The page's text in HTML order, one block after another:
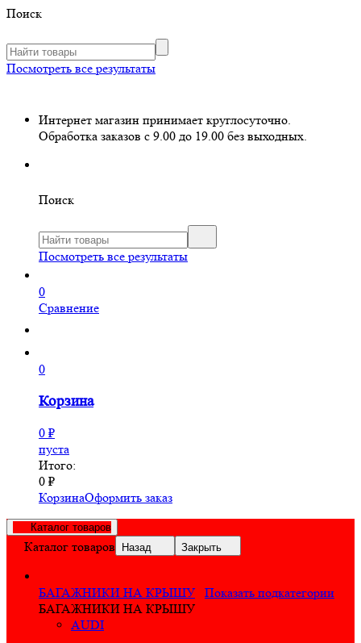
Поиск
Посмотреть все результаты
Интернет магазин принимает круглосуточно.
Обработка заказов с 9.00 до 19.00 без выходных.
Поиск
Посмотреть все результаты
0
Сравнение
0
Корзина
0 ₽
пуста
Итого:
0 ₽
КорзинаОформить заказ
Каталог товаров
Каталог товаров Назад Закрыть
БАГАЖНИКИ НА КРЫШУ
Показать подкатегории
БАГАЖНИКИ НА КРЫШУ
AUDI